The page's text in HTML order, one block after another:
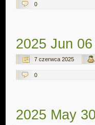
0
2025 Jun
7 czerwca 2025
0
2025 May